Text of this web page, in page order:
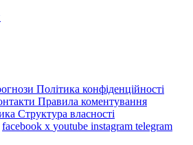
Політика конфіденційності
Правила коментування
Структура власності
facebook x youtube instagram telegram